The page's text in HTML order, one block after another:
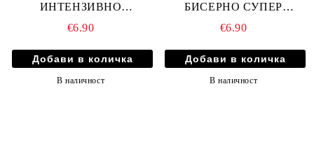
ИНТЕНЗИВНО
КЕСТЕНЯВ
€6.90
В наличност
БИСЕРНО СУПЕР
СВЕТЛО РУСО
€6.90
В наличност